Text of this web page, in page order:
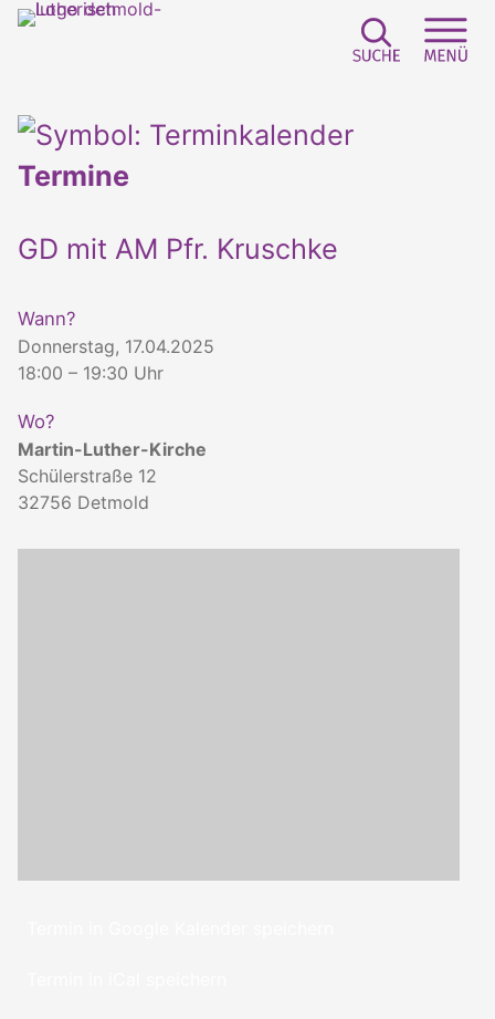
Termine
GD mit AM Pfr. Kruschke
Wann?
Donnerstag, 17.04.2025
18:00 – 19:30 Uhr
Wo?
Martin-Luther-Kirche
Schülerstraße 12
32756 Detmold